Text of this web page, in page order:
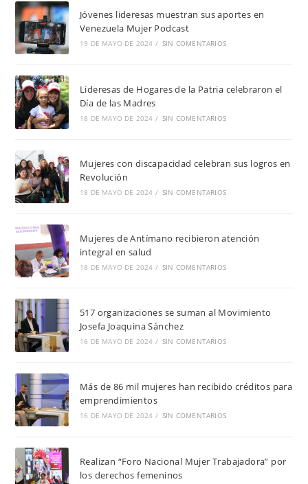
Jóvenes lideresas muestran sus aportes en
Venezuela Mujer Podcast
19 DE MAYO DE 2024 / SIN COMENTARIOS
Lideresas de Hogares de la Patria celebraron el
Día de las Madres
18 DE MAYO DE 2024 / SIN COMENTARIOS
Mujeres con discapacidad celebran sus logros en
Revolución
18 DE MAYO DE 2024 / SIN COMENTARIOS
Mujeres de Antímano recibieron atención
integral en salud
18 DE MAYO DE 2024 / SIN COMENTARIOS
517 organizaciones se suman al Movimiento
Josefa Joaquina Sánchez
16 DE MAYO DE 2024 / SIN COMENTARIOS
Más de 86 mil mujeres han recibido créditos para
emprendimientos
16 DE MAYO DE 2024 / SIN COMENTARIOS
Realizan “Foro Nacional Mujer Trabajadora” por
los derechos femeninos